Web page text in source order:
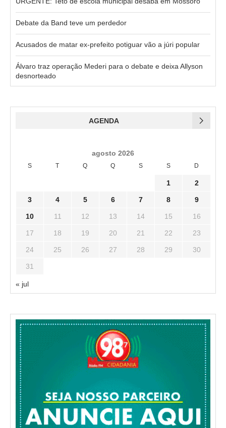
Debate da Band teve um perdedor
Acusados de matar ex-prefeito potiguar vão a júri popular
Álvaro traz operação Mederi para o debate e deixa Allyson
desnorteado
AGENDA
agosto 2026
S T Q Q S S D
1 2
3 4 5 6 7 8 9
10 11 12 13 14 15 16
17 18 19 20 21 22 23
24 25 26 27 28 29 30
31
« jul